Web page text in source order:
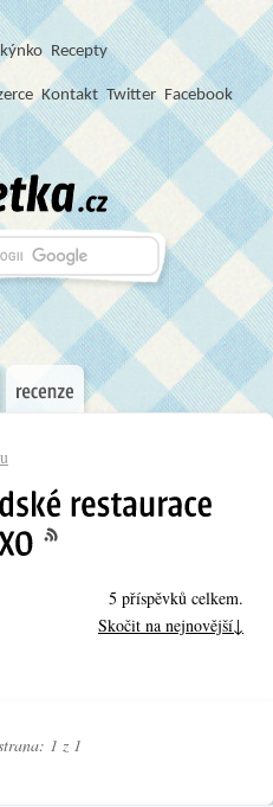
Recepty
Kontakt Twitter Facebook
5 příspěvků celkem.
Skočit na nejnovější↓
1 z 1